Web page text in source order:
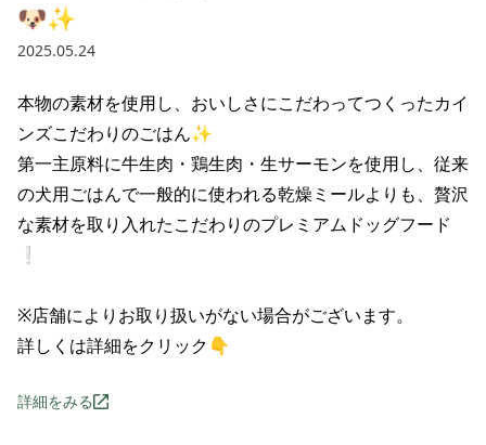
🐶✨
2025.05.24
本物の素材を使用し、おいしさにこだわってつくったカイ
ンズこだわりのごはん✨
第一主原料に牛生肉・鶏生肉・生サーモンを使用し、従来
の犬用ごはんで一般的に使われる乾燥ミールよりも、贅沢
な素材を取り入れたこだわりのプレミアムドッグフード
❕
※店舗によりお取り扱いがない場合がございます。
詳しくは詳細をクリック👇
詳細をみる